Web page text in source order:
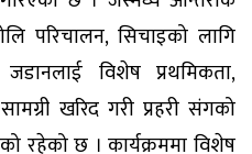
परिचालन, सिचाइको लागि
विशेष प्रथमिकता,
खरिद गरी प्रहरी संगको
रहेको छ । कार्यक्रममा विशेष